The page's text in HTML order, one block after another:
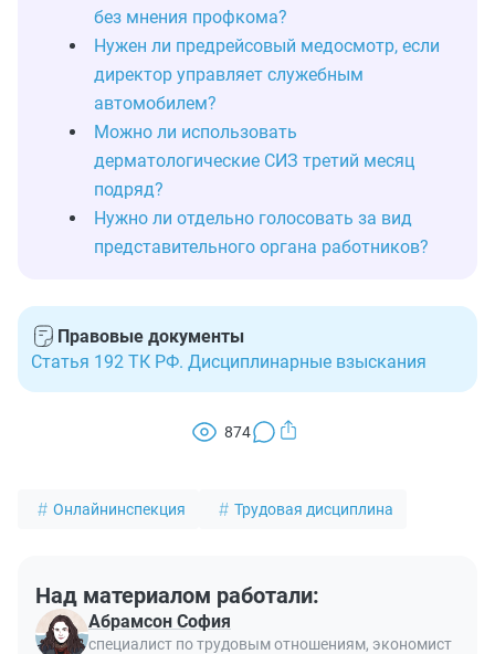
без мнения профкома?
Нужен ли предрейсовый медосмотр, если
директор управляет служебным
автомобилем?
Можно ли использовать
дерматологические СИЗ третий месяц
подряд?
Нужно ли отдельно голосовать за вид
представительного органа работников?
Правовые документы
Статья 192 ТК РФ. Дисциплинарные взыскания
874
Онлайнинспекция Трудовая дисциплина
Над материалом работали:
Абрамсон София
специалист по трудовым отношениям, экономист